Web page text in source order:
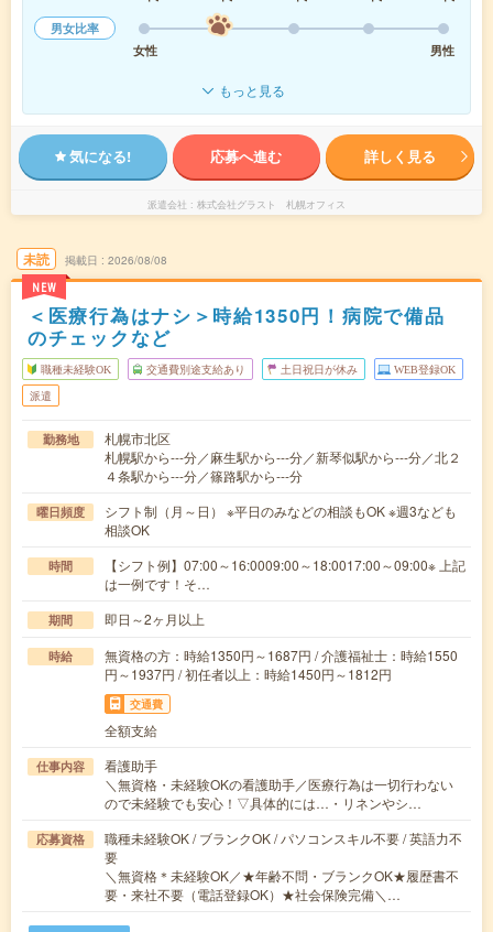
男女比率
女性
男性
もっと見る
気になる! 応募へ進む 詳しく見る
派遣会社 株式会社グラスト 札幌オフィス
未読
NEW
掲載日 2026/08/08
＜医療行為はナシ＞時給1350円！病院で備品
のチェックなど
職種未経験OK 交通費別途支給あり 土日祝日が休み WEB登録OK
派遣
勤務地
札幌市北区
札幌駅から---分／麻生駅から---分／新琴似駅から---分／北２
４条駅から---分／篠路駅から---分
曜日頻度
シフト制（月～日） ※平日のみなどの相談もOK ※週3なども
相談OK
時間
【シフト例】07:00～16:0009:00～18:0017:00～09:00※ 上記
は一例です！そ…
期間 即日～2ヶ月以上
時給
無資格の方：時給1350円～1687円 / 介護福祉士：時給1550
円～1937円 / 初任者以上：時給1450円～1812円
交通費
全額支給
仕事内容
看護助手
＼無資格・未経験OKの看護助手／医療行為は一切行わない
ので未経験でも安心！▽具体的には…・リネンやシ…
応募資格
職種未経験OK / ブランクOK / パソコンスキル不要 / 英語力不
要
＼無資格＊未経験OK／★年齢不問・ブランクOK★履歴書不
要・来社不要（電話登録OK）★社会保険完備＼…